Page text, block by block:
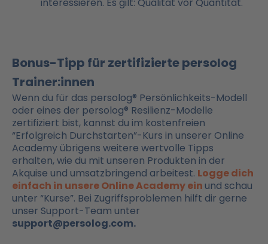
interessieren. Es gilt: Qualität vor Quantität.
Bonus-Tipp für zertifizierte persolog
Trainer:innen
Wenn du für das persolog® Persönlichkeits-Modell
oder eines der persolog® Resilienz-Modelle
zertifiziert bist, kannst du im kostenfreien
“Erfolgreich Durchstarten”-Kurs in unserer Online
Academy übrigens weitere wertvolle Tipps
erhalten, wie du mit unseren Produkten in der
Akquise und umsatzbringend arbeitest. Logge dich
einfach in unsere Online Academy einund schau
unter “Kurse”. Bei Zugriffsproblemen hilft dir gerne
unser Support-Team unter
support@persolog.com.